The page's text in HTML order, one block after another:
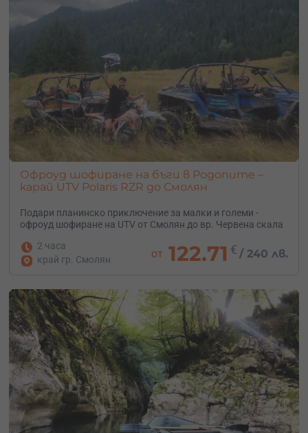
Офроуд шофиране на бъги в Родопите –
карай UTV Polaris RZR до Смолян
Подари планинско приключение за малки и големи -
офроуд шофиране на UTV от Смолян до вр. Червена скала
2 часа
край гр. Смолян
от 122.71 € /240 лв.